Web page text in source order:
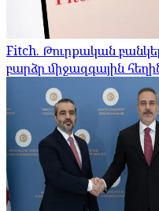
Fitch. Թուրքական
բարձր միջազգային